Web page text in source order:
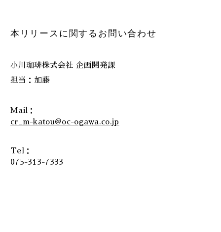
本リリースに関するお問い合わせ
小川珈琲株式会社 企画開発課
担当：加藤
Mail：
cr_m-katou@oc-ogawa.co.jp
Tel：
075-313-7333